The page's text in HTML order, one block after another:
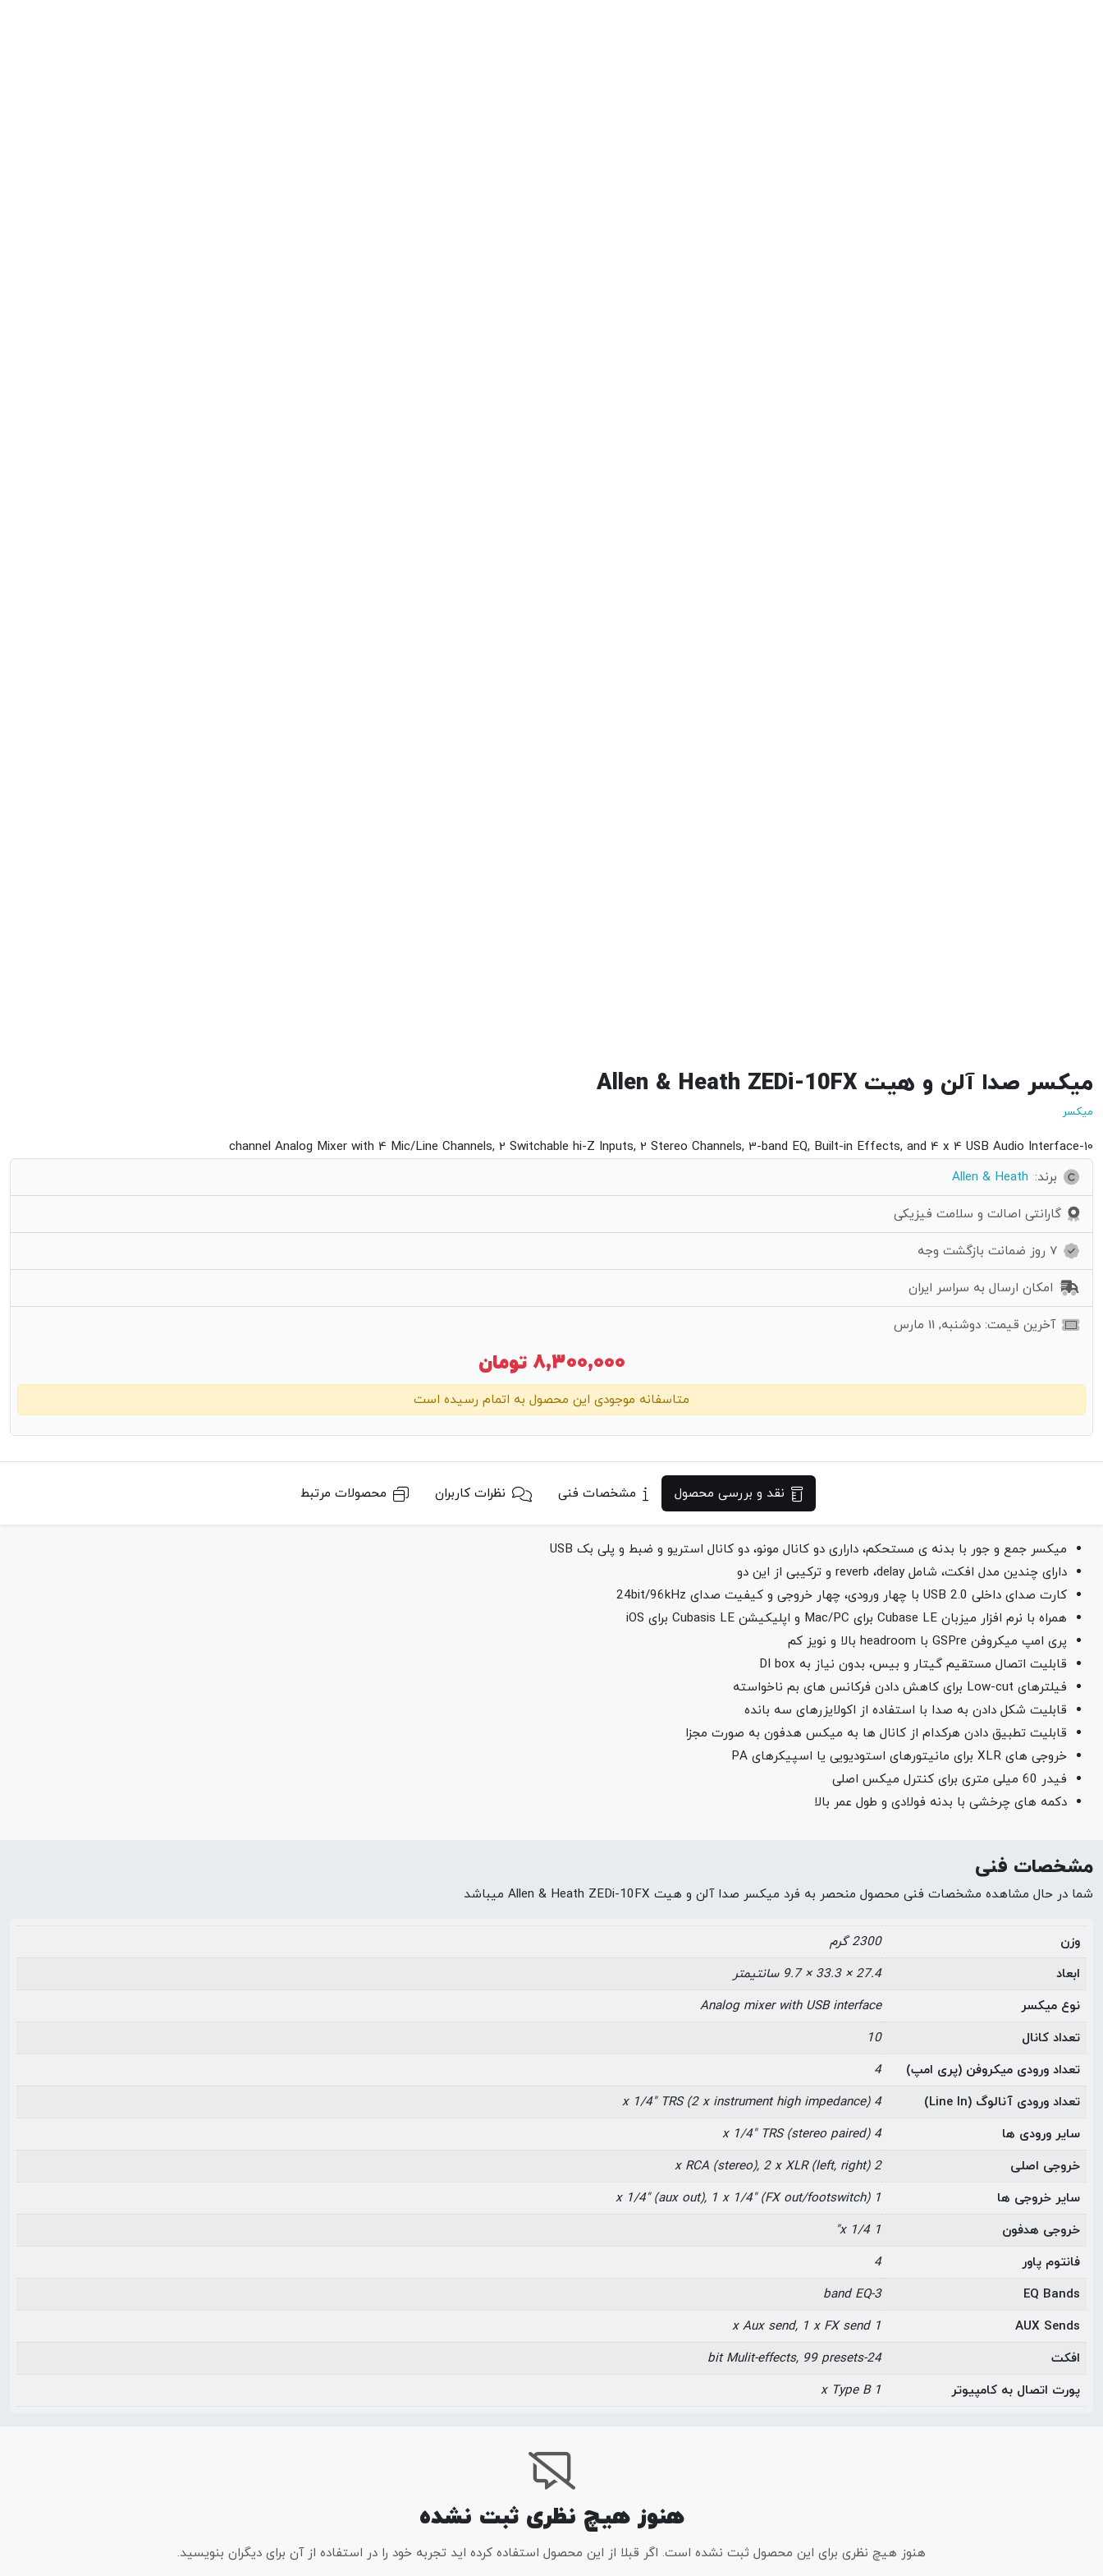
میکسر صدا آلن و هیت Allen & Heath ZEDi-10FX
میکسر
10-channel Analog Mixer with 4 Mic/Line Channels, 2 Switchable hi-Z Inputs, 2 Stereo Channels, 3-band EQ, Built-in Effects, and 4 x 4 USB Audio Interface
برند: Allen & Heath
گارانتی اصالت و سلامت فیزیکی
7 روز ضمانت بازگشت وجه
امکان ارسال به سراسر ایران
آخرین قیمت: دوشنبه, 11 مارس
8,300,000 تومان
متاسفانه موجودی این محصول به اتمام رسیده است
نقد و بررسی محصول مشخصات فنی نظرات کاربران محصولات مرتبط
میکسر جمع و جور با بدنه ی مستحکم، داراری دو کانال مونو، دو کانال استریو و ضبط و پلی بک USB
دارای چندین مدل افکت، شامل reverb ،delay و ترکیبی از این دو
کارت صدای داخلی USB 2.0 با چهار ورودی، چهار خروجی و کیفیت صدای 24bit/96kHz
همراه با نرم افزار میزبان Cubase LE برای Mac/PC و اپلیکیشن Cubasis LE برای iOS
پری امپ میکروفن GSPre با headroom بالا و نویز کم
قابلیت اتصال مستقیم گیتار و بیس، بدون نیاز به DI box
فیلترهای Low-cut برای کاهش دادن فرکانس های بم ناخواسته
قابلیت شکل دادن به صدا با استفاده از اکولایزرهای سه بانده
قابلیت تطبیق دادن هرکدام از کانال ها به میکس هدفون به صورت مجزا
خروجی های XLR برای مانیتورهای استودیویی یا اسپیکرهای PA
فیدر 60 میلی متری برای کنترل میکس اصلی
دکمه های چرخشی با بدنه فولادی و طول عمر بالا
مشخصات فنی
شما در حال مشاهده مشخصات فنی محصول منحصر به فرد میکسر صدا آلن و هیت Allen & Heath ZEDi-10FX میباشد
وزن
2300 گرم
ابعاد
27.4 × 33.3 × 9.7 سانتیمتر
نوع میکسر
Analog mixer with USB interface
تعداد کانال
10
تعداد ورودی میکروفن (پری امپ)
4
تعداد ورودی آنالوگ (Line In)
4 x 1/4" TRS (2 x instrument high impedance)
سایر ورودی ها
4 x 1/4" TRS (stereo paired)
خروجی اصلی
2 x RCA (stereo), 2 x XLR (left, right)
سایر خروجی ها
1 x 1/4" (aux out), 1 x 1/4" (FX out/footswitch)
خروجی هدفون
1 x 1/4"
فانتوم پاور
4
EQ Bands
3-band EQ
AUX Sends
1 x Aux send, 1 x FX send
افکت
24-bit Mulit-effects, 99 presets
پورت اتصال به کامپیوتر
1 x Type B
هنوز هیچ نظری ثبت نشده
هنوز هیچ نظری برای این محصول ثبت نشده است. اگر قبلا از این محصول استفاده کرده اید تجربه خود را در استفاده از آن برای دیگران بنویسید.